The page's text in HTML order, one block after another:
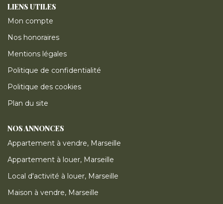
LIENS UTILES
Mon compte
Nos honoraires
Mentions légales
Politique de confidentialité
Politique des cookies
Plan du site
NOS ANNONCES
Appartement à vendre, Marseille
Appartement à louer, Marseille
Local d'activité à louer, Marseille
Maison à vendre, Marseille